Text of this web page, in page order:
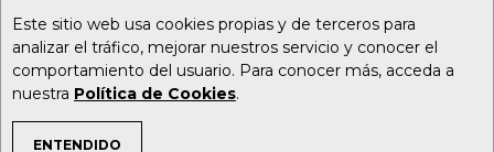
Este sitio web usa cookies propias y de terceros para
analizar el tráfico, mejorar nuestros servicio y conocer el
comportamiento del usuario. Para conocer más, acceda a
nuestra Política de Cookies.
ENTENDIDO